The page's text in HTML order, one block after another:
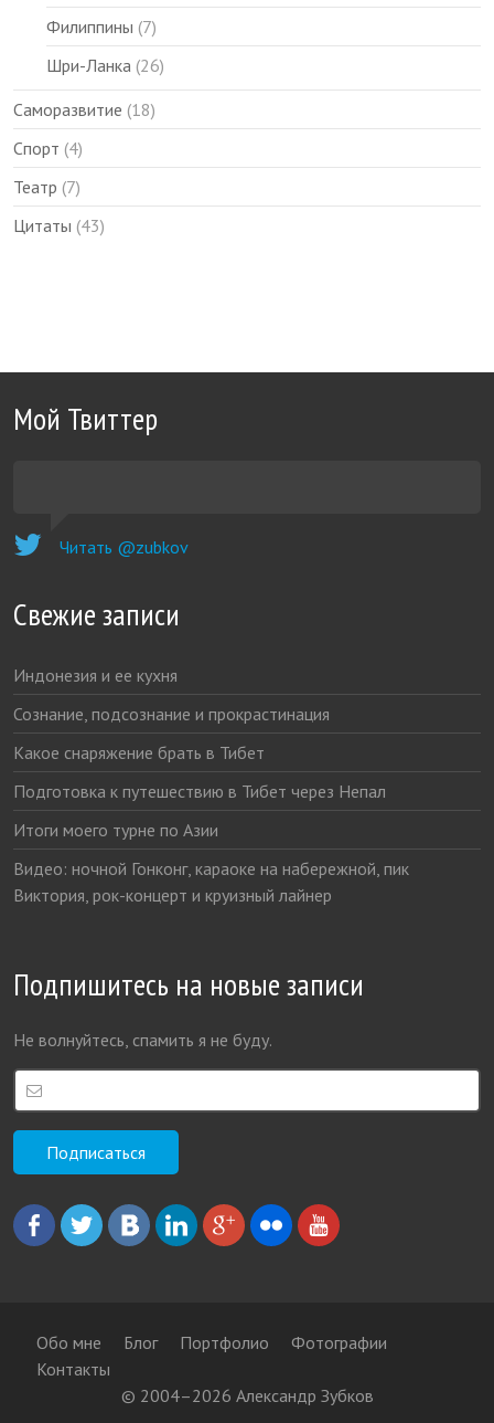
Филиппины (7)
Шри-Ланка (26)
Саморазвитие (18)
Спорт (4)
Театр (7)
Цитаты (43)
Мой Твиттер
Читать @zubkov
Свежие записи
Индонезия и ее кухня
Сознание, подсознание и прокрастинация
Какое снаряжение брать в Тибет
Подготовка к путешествию в Тибет через Непал
Итоги моего турне по Азии
Видео: ночной Гонконг, караоке на набережной, пик
Виктория, рок-концерт и круизный лайнер
Подпишитесь на новые записи
Не волнуйтесь, спамить я не буду.
Обо мне Блог Портфолио
Фотографии
Контакты
© 2004–2026 Александр Зубков